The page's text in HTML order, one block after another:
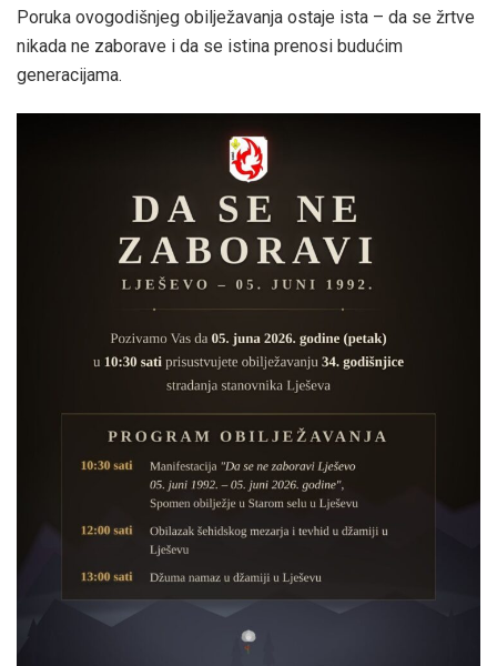
Poruka ovogodišnjeg obilježavanja ostaje ista – da se žrtve
nikada ne zaborave i da se istina prenosi budućim
generacijama.